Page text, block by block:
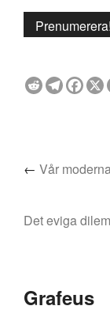
← Vår
Det eviga
Grafeus